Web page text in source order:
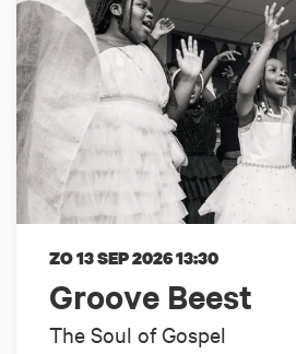
Groove Beest
The Soul of Gospel
ZO 13 SEP 202613:30